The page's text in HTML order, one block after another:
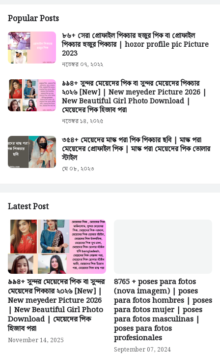
Popular Posts
৮৬+ সেরা প্রোফাইল পিকচার হুজুর পিক বা প্রোফাইল
পিকচার হুজুর পিকচার | hozor profile pic Picture
2023
নভেম্বর ০৭, ২০২২
৯৯৪+ সুন্দর মেয়েদের পিক বা সুন্দর মেয়েদের পিকচার
২০২৬ [New] | New meyeder Picture 2026 |
New Beautiful Girl Photo Download |
মেয়েদের পিক হিজাব পরা
নভেম্বর ১৪, ২০২৫
৩৫৪+ মেয়েদের মাস্ক পরা পিক পিকচার ছবি | মাস্ক পরা
মেয়েদের প্রোফাইল পিক | মাস্ক পরা মেয়েদের পিক তোলার
স্টাইল
মে ০৮, ২০২৩
Latest Post
৯৯৪+ সুন্দর মেয়েদের পিক বা সুন্দর
মেয়েদের পিকচার ২০২৬ [New] |
New meyeder Picture 2026
| New Beautiful Girl Photo
Download | মেয়েদের পিক
হিজাব পরা
November 14, 2025
8765 + poses para fotos
(nova imagem) | poses
para fotos hombres | poses
para fotos mujer | poses
para fotos masculinas |
poses para fotos
profesionales
September 07, 2024